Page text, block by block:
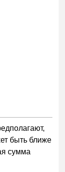
быть ближе
сумма